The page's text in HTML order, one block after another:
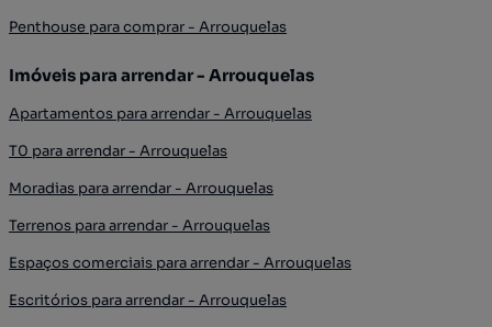
Penthouse para comprar - Arrouquelas
Imóveis para arrendar - Arrouquelas
Apartamentos para arrendar - Arrouquelas
T0 para arrendar - Arrouquelas
Moradias para arrendar - Arrouquelas
Terrenos para arrendar - Arrouquelas
Espaços comerciais para arrendar - Arrouquelas
Escritórios para arrendar - Arrouquelas